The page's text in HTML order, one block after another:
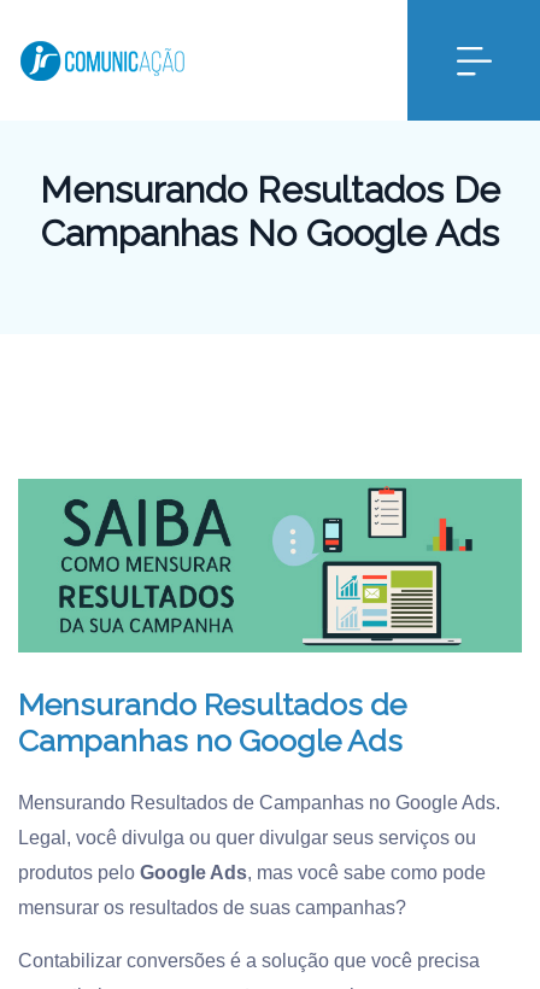
Mensurando Resultados De
Campanhas No Google Ads
Mensurando Resultados de
Campanhas no Google Ads
Mensurando Resultados de Campanhas no Google Ads.
Legal, você divulga ou quer divulgar seus serviços ou
produtos pelo Google Ads, mas você sabe como pode
mensurar os resultados de suas campanhas?
Contabilizar conversões é a solução que você precisa